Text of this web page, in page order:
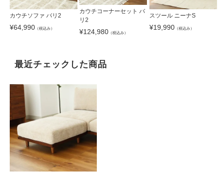
カウチソファ バリ2
¥64,990 （税込み）
カウチコーナーセット バ
リ2
¥124,980 （税込み）
スツール ニーナS
¥19,990（税込み）
最近チェックした商品